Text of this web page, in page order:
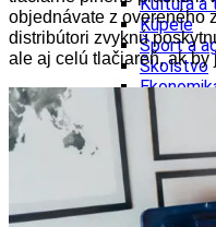
Kúpele
Šport a
Školstvo
Košický kraj
Tipy
objednávate z overeného
distribútori zvyknú
ale aj celú tlačiareň, ak